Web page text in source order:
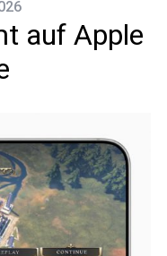
auf Apple